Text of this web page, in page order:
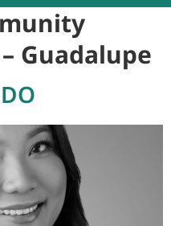
Guadalupe